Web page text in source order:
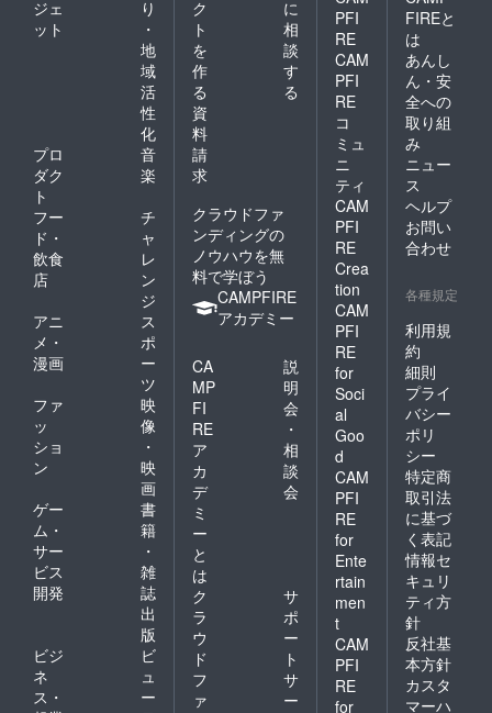
ジェ
ット
り
・
地
域
活
性
化
プロ
ダク
ト
音
楽
フー
ド・
飲食
店
チ
ャ
レ
ン
ジ
アニ
メ・
漫画
ス
ポ
ー
ツ
ファ
ッ
ショ
ン
映
像
・
映
画
ゲー
ム・
サー
ビス
開発
書
籍
・
雑
誌
出
版
ビジ
ネ
ス・
ビ
ュ
ー
ク
ト
を
作
る
に
相
談
す
る
資
料
請
求
クラウドファ
ンディングの
ノウハウを無
料で学ぼう
CAMPFIRE
アカデミー
CA
MP
FI
RE
ア
カ
デ
ミ
ー
と
は
説
明
会
・
相
談
会
ク
ラ
ウ
ド
フ
ァ
サ
ポ
ー
ト
サ
ー
PFI
RE
CAM
PFI
RE
コ
ミュ
ニ
ティ
CAM
PFI
RE
Crea
tion
CAM
PFI
RE
for
Soci
al
Goo
d
CAM
PFI
RE
for
Ente
rtain
men
t
CAM
PFI
RE
for
FIREと
は
あんし
ん・安
全への
取り組
み
ニュー
ス
ヘルプ
お問い
合わせ
各種規定
利用規
約
細則
プライ
バシー
ポリ
シー
特定商
取引法
に基づ
く表記
情報セ
キュリ
ティ方
針
反社基
本方針
カスタ
マーハ